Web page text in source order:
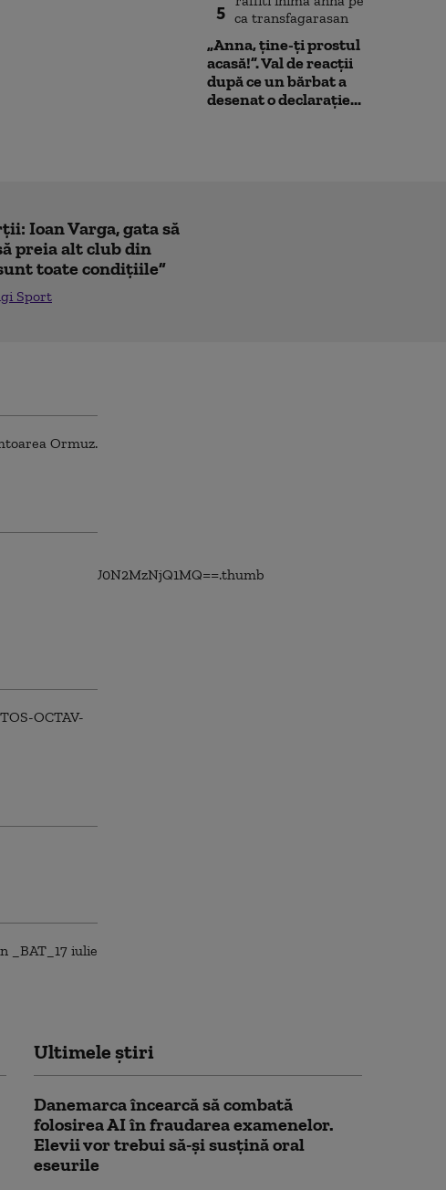
5
„Anna, ţine-ţi prostul
acasă!”. Val de reacții
după ce un bărbat a
desenat o declarație...
Ioan Varga, gata să
preia alt club din
toate condițiile”
Sport
Ultimele știri
Danemarca încearcă să combată
folosirea AI în fraudarea examenelor.
Elevii vor trebui să-şi susţină oral
eseurile